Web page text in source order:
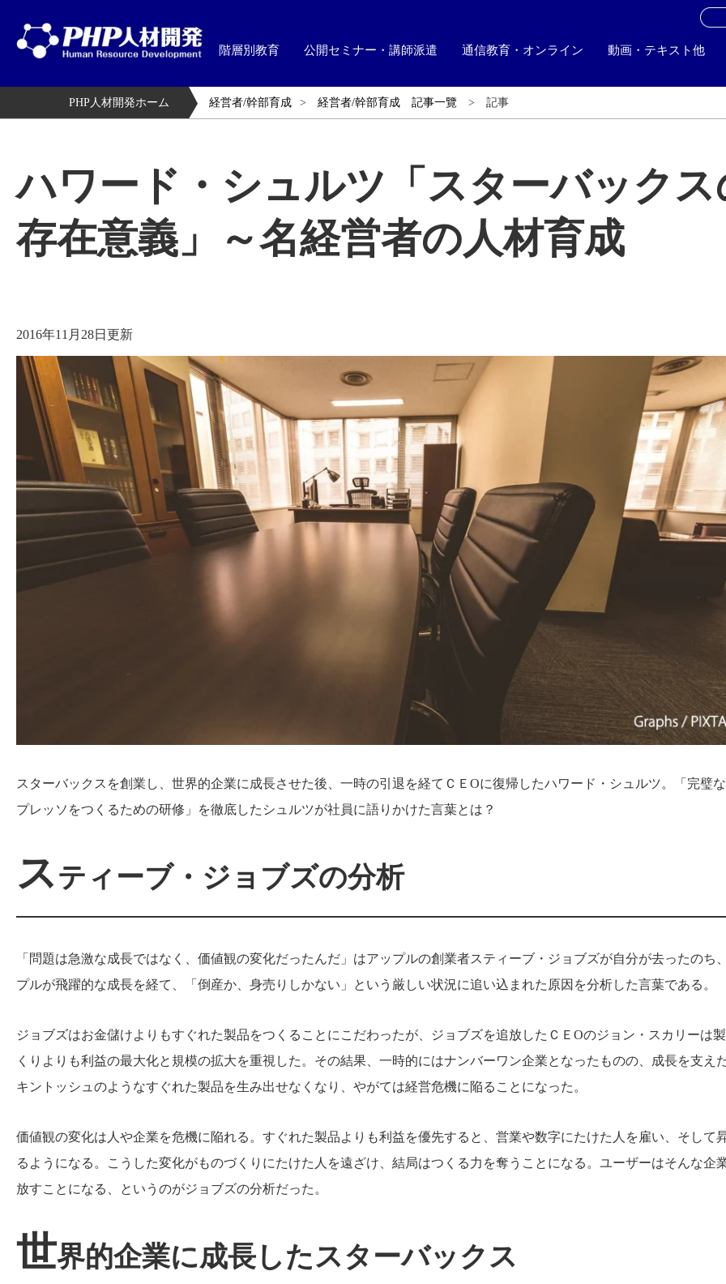
階層別教育 公開セミナー・講師派遣 通信教育・オンライン 動画・テキスト他
PHP人材開発ホーム 経営者/幹部育成 経営者/幹部育成 記事一覽 記事
ハワード・シュルツ「スターバックス
存在意義」～名経営者の人材育成
2016年11月28日更新
スターバックスを創業し、世界的企業に成長させた後、一時の引退を経てＣＥОに復帰したハワード・シュルツ。「完璧
プレッソをつくるための研修」を徹底したシュルツが社員に語りかけた言葉とは？
スティーブ・ジョブズの分析
「問題は急激な成長ではなく、価値観の変化だったんだ」はアップルの創業者スティーブ・ジョブズが自分が去ったのち
プルが飛躍的な成長を経て、「倒産か、身売りしかない」という厳しい状況に追い込まれた原因を分析した言葉である。
ジョブズはお金儲けよりもすぐれた製品をつくることにこだわったが、ジョブズを追放したＣＥОのジョン・スカリーは
くりよりも利益の最大化と規模の拡大を重視した。その結果、一時的にはナンバーワン企業となったものの、成長を支え
キントッシュのようなすぐれた製品を生み出せなくなり、やがては経営危機に陥ることになった。
価値観の変化は人や企業を危機に陥れる。すぐれた製品よりも利益を優先すると、営業や数字にたけた人を雇い、そして
るようになる。こうした変化がものづくりにたけた人を遠ざけ、結局はつくる力を奪うことになる。ユーザーはそんな企
放すことになる、というのがジョブズの分析だった。
世界的企業に成長したスターバックス